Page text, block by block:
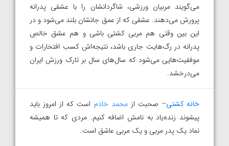
می‌گویند مربیان ورزشی، شاگردانشان را با عشقی پدرانه
پرورش می‌دهند. عشقی که از عمق جانشان بلند می‌شود و در
این بین وقتی هم مربی کشتی باشی و هم عشق خالصِ
پدرانه در رگ‌هایت جاری باشد، نتیجه‌اش کسب افتخارات و
موفقیت‌هایی می‌شود که سال‌های سال بر تارک ورزش ایران
می‌درخشد.
خانه کشتی– صحبت ازمحمد خادم است که از امروز باید
پیشوند زنده‌یاد به نامش اضافه کنیم. مردی که تا همیشه
نماد یک پدر مربی و یک مربی عاشق است.